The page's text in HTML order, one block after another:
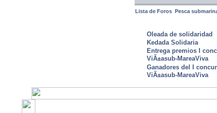
Lista de Foros Pesca
Oleada de solidaridad
Kedada Solidaria
Entrega premios I
ViÃ±asub-MareaViva
Ganadores del I
ViÃ±asub-MareaViva